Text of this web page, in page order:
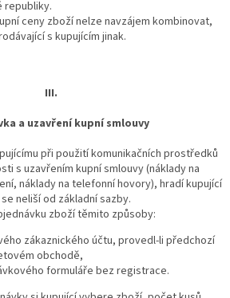
republiky.
ceny zboží nelze navzájem kombinovat,
s kupujícím jinak.
III.
a uzavření kupní smlouvy
při použití komunikačních prostředků
s uzavřením kupní smlouvy (náklady na
náklady na telefonní hovory), hradí kupující
neliší od základní sazby.
zboží těmito způsoby:
zákaznického účtu, provedl-li předchozí
obchodě,
formuláře bez registrace.